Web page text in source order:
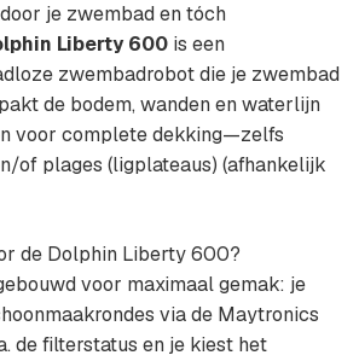
je zwembad en tóch
Liberty 600 is een
zwembadrobot die je zwembad
de bodem, wanden en waterlijn
voor complete dekking—zelfs
of plages (ligplateaus) (afhankelijk
de Dolphin Liberty 600?
voor maximaal gemak: je
via de Maytronics
de filterstatus en je kiest het